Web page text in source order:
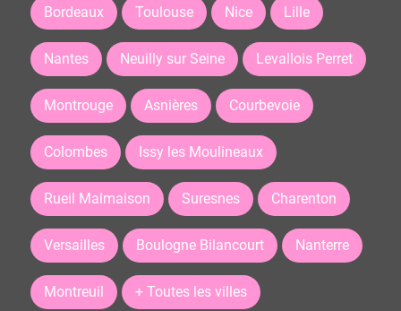
Bordeaux Toulouse Nice Lille
Nantes Neuilly sur Seine Levallois Perret
Montrouge Asnières Courbevoie
Colombes Issy les Moulineaux
Rueil Malmaison Suresnes Charenton
Versailles Boulogne Bilancourt Nanterre
Montreuil + Toutes les villes